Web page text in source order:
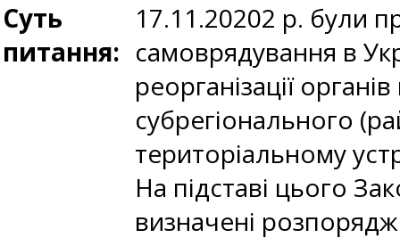
Суть
питання:
17.11.20202 р. були
самоврядування в
реорганізації
субрегіонального
територіальному
На підставі цього
визначені